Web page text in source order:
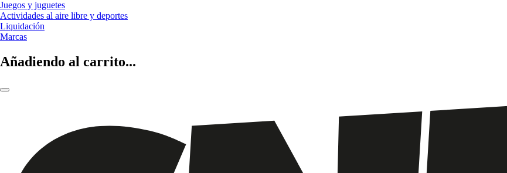
Juegos y juguetes
Actividades al aire libre y deportes
Liquidación
Marcas
Añadiendo al carrito...